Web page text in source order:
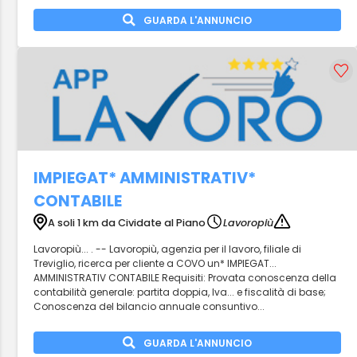
GUARDA L'ANNUNCIO
IMPIEGAT* AMMINISTRATIV*
CONTABILE
A soli 1 km da Cividate al Piano
Lavoropiù
Lavoropiù... . -- Lavoropiù, agenzia per il lavoro, filiale di
Treviglio, ricerca per cliente a COVO un* IMPIEGAT...
AMMINISTRATIV CONTABILE Requisiti: Provata conoscenza della
contabilità generale: partita doppia, Iva... e fiscalità di base;
Conoscenza del bilancio annuale consuntivo...
GUARDA L'ANNUNCIO